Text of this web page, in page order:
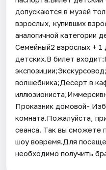
допускаются в музей
взрослых, купивших
аналогичной категории
Семейный2 взрослых + 1
детских.В билет
волшебника;Десерт в
Проказник домовой-
комната.Пожалуйста,
сеанса. Так вы сможете
шоу вовремя.Для
необходимо получить